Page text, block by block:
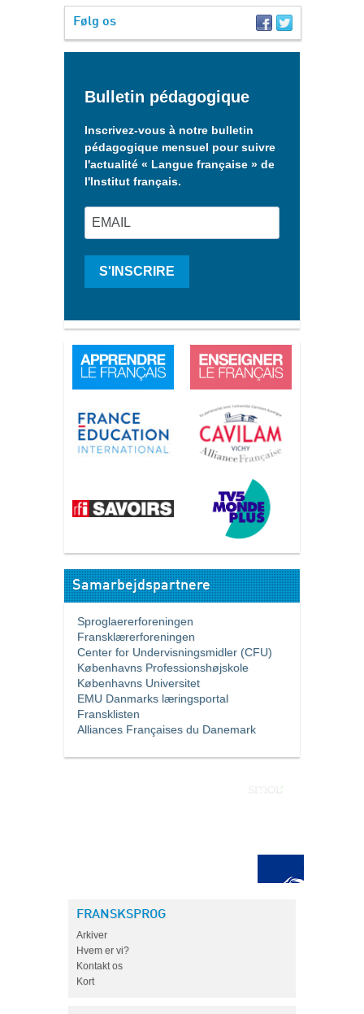
Følg os
Bulletin pédagogique
Inscrivez-vous à notre bulletin
pédagogique mensuel pour suivre
l'actualité « Langue française » de
l'Institut français.
S'INSCRIRE
Samarbejdspartnere
Sproglaererforeningen
Fransklærerforeningen
Center for Undervisningsmidler (CFU)
Københavns Professionshøjskole
Københavns Universitet
EMU Danmarks læringsportal
Fransklisten
Alliances Françaises du Danemark
FRANSKSPROG
Arkiver
Hvem er vi?
Kontakt os
Kort